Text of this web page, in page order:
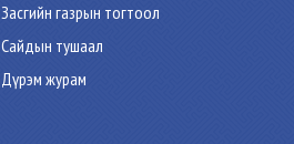
Засгийн газрын тогтоол
Сайдын тушаал
Дүрэм журам